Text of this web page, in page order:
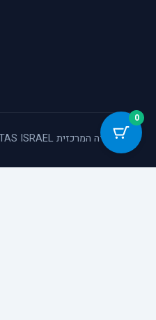
© המעבדה המרכזית TAS ISRAEL. כל הזכויות שמורות.
0